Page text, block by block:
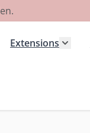
Extensions